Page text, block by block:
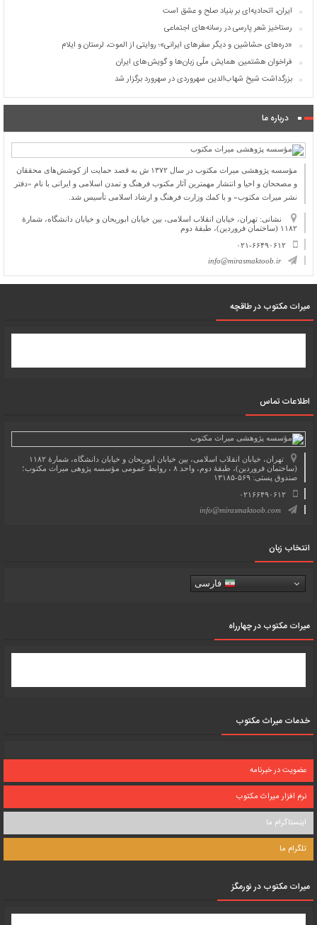
ایران، اتحادیه‌ای بر بنیاد صلح و عشق است
رستاخیز شعر پارسی در رسانه‌های اجتماعی
«دره‌های حشاشین و دیگر سفرهای ایرانی»؛ روایتی از الموت، لرستان و ایلام
فراخوان هشتمین همایش ملّی زبان‌ها و گویش‌های ایران
بزرگداشت شیخ شهاب‌الدین سهروردی در سهرورد برگزار شد
درباره ما
مؤسسه پژوهشی میراث مكتوب در سال ۱۳۷۲ ش به قصد حمایت از كوشش‌های محققان
و مصححان و احیا و انتشار مهمترین آثار مكتوب فرهنگ و تمدن اسلامی و ایرانی با نام «دفتر
نشر میراث مكتوب» و با كمك وزارت فرهنگ و ارشاد اسلامی تأسیس شد.
نشانی: تهران، خیابان انقلاب اسلامی، بین خیابان ابوریحان و خیابان دانشگاه، شمارۀ
۱۱۸۲ (ساختمان فروردین)، طبقۀ دوم
۰۲۱-۶۶۴۹۰۶۱۲
info@mirasmaktoob.ir
میرات مکتوب در طاقچه
اطلاعات تماس
تهران، خیابان انقلاب اسلامی، بین خیابان ابوریحان و خیابان دانشگاه، شمارۀ ۱۱۸۲
(ساختمان فروردین)، طبقۀ دوم، واحد ۸ ، روابط عمومی مؤسسه پژوهی میراث مکتوب؛
صندوق پستی: ۵۶۹-۱۳۱۸۵
۰۲۱۶۶۴۹۰۶۱۲
info@mirasmaktoob.com
انتخاب زبان
فارسی
میرات مکتوب در چهارراه
خدمات میراث مکتوب
عضویت در خبرنامه
نرم افزار میراث مکتوب
اینستاگرام ما
تلگرام ما
میرات مکتوب در نورمگز